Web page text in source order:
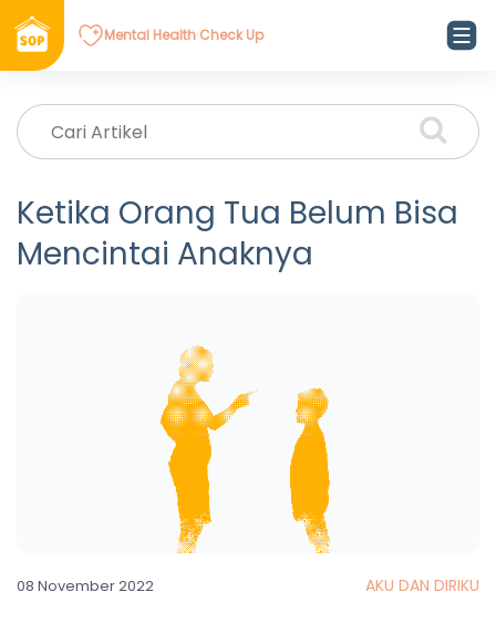
Mental Health Check Up
Ketika Orang Tua Belum Bisa
Mencintai Anaknya
08 November 2022 AKU DAN DIRIKU